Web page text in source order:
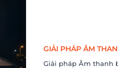
GIẢI PHÁP ÂM
Giải pháp Âm thanh